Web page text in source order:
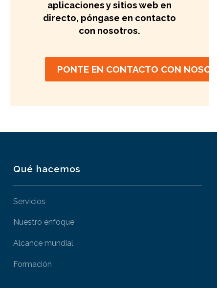
aplicaciones y sitios web en
directo, póngase en contacto
con nosotros.
PONTE EN CONTACTO CON
Qué hacemos
Servicios
Nuestro enfoque
Alcance mundial
Formación